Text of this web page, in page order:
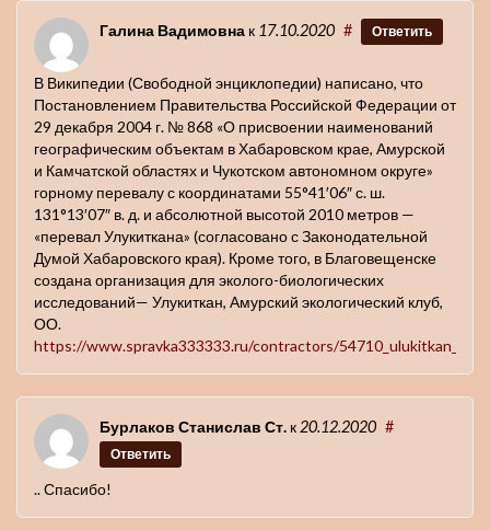
Галина Вадимовна к 17.10.2020 # Ответить
В Википедии (Свободной энциклопедии) написано, что
Постановлением Правительства Российской Федерации от
29 декабря 2004 г. № 868 «О присвоении наименований
географическим объектам в Хабаровском крае, Амурской
и Камчатской областях и Чукотском автономном округе»
горному перевалу с координатами 55°41′06″ с. ш.
131°13′07″ в. д. и абсолютной высотой 2010 метров —
«перевал Улукиткана» (согласовано с Законодательной
Думой Хабаровского края). Кроме того, в Благовещенске
создана организация для эколого-биологических
исследований— Улукиткан, Амурский экологический клуб,
ОО.
https://www.spravka333333.ru/contractors/
Бурлаков Станислав Ст. к 20.12.2020 #
Ответить
.. Спасибо!